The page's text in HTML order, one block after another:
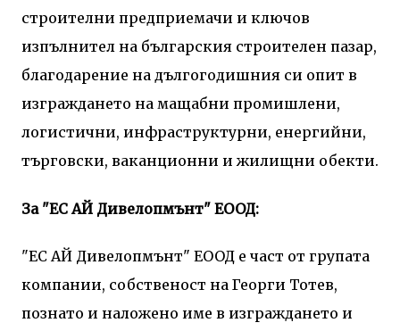
строителни предприемачи и ключов
изпълнител на българския строителен пазар,
благодарение на дългогодишния си опит в
изграждането на мащабни промишлени,
логистични, инфраструктурни, енергийни,
търговски, ваканционни и жилищни обекти.
За "ЕС АЙ Дивелопмънт" ЕООД:
"ЕС АЙ Дивелопмънт" ЕООД е част от групата
компании, собственост на Георги Тотев,
познато и наложено име в изграждането и